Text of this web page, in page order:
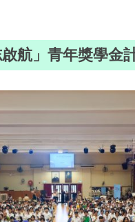
啟航」青年獎學金